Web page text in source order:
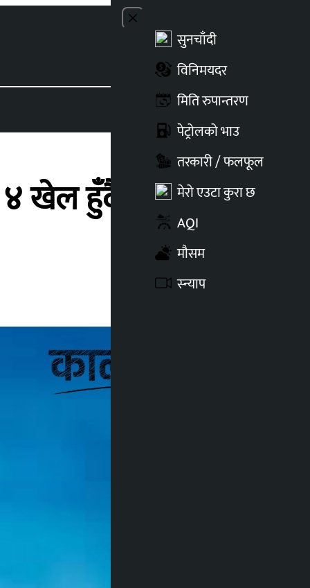
Close menu
सुनचाँदी
विनिमयदर
मिति रुपान्तरण
पेट्रोलको भाउ
तरकारी / फलफूल
मेरो एउटा कुरा छ
AQI
मौसम
स्न्याप
४ खेल हुँदै, पुरुषतर्फ